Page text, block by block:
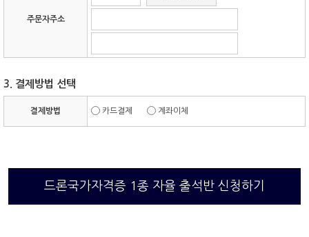
주문자주소
3. 결제방법 선택
결제방법 카드결제 계좌이체
드론국가자격증 1종 자율 출석반 신청하기